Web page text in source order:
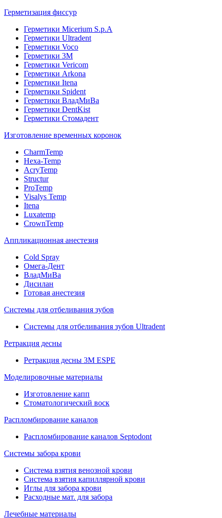
Герметизация фиссур
Герметики Micerium S.p.A
Герметики Ultradent
Герметики Voco
Герметики 3M
Герметики Vericom
Герметики Arkona
Герметики Itena
Герметики Spident
Герметики ВладМиВа
Герметики DentKist
Герметики Стомадент
Изготовление временных коронок
CharmTemp
Hexa-Temp
AcryTemp
Structur
ProTemp
Visalys Temp
Itena
Luxatemp
CrownTemp
Аппликационная анестезия
Cold Spray
Омега-Дент
ВладМиВа
Дисилан
Готовая анестезия
Системы для отбеливания зубов
Системы для отбеливания зубов Ultradent
Ретракция десны
Ретракция десны 3M ESPE
Моделировочные материалы
Изготовление капп
Стоматологический воск
Распломбирование каналов
Распломбирование каналов Septodont
Системы забора крови
Система взятия венозной крови
Система взятия капиллярной крови
Иглы для забора крови
Расходные мат. для забора
Лечебные материалы